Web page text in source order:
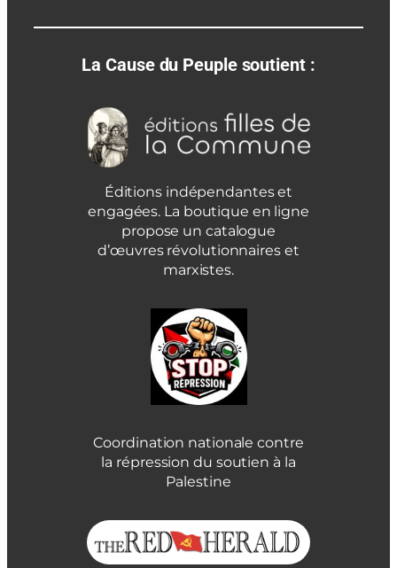
La Cause du Peuple soutient :
Éditions indépendantes et
engagées. La boutique en ligne
propose un catalogue
d’œuvres révolutionnaires et
marxistes.
Coordination nationale contre
la répression du soutien à la
Palestine